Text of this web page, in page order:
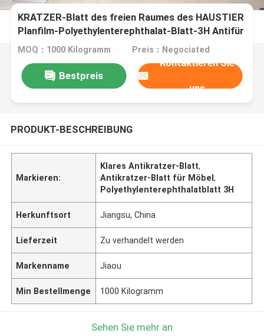
KRATZER-Blatt des freien Raumes des HAUSTIER
Planfilm-Polyethylenterephthalat-Blatt-3H Antifür
Möbel
MOQ：1000 Kilogramm Preis：Negociated
Bestpreis
Kontaktieren Sie
uns
PRODUKT-BESCHREIBUNG
Markieren:
Klares Antikratzer-Blatt,
Antikratzer-Blatt für Möbel,
Polyethylenterephthalatblatt 3H
Herkunftsort Jiangsu, China
Lieferzeit Zu verhandelt werden
Markenname Jiaou
Min Bestellmenge 1000 Kilogramm
Sehen Sie mehr an